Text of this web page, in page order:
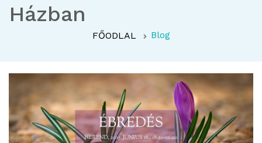
Házban
FŐODLAL Blog